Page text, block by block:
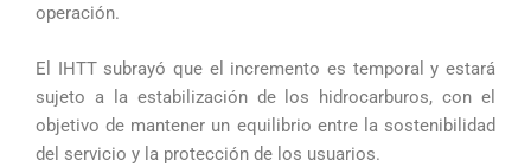
operación.
El IHTT subrayó que el incremento es temporal y estará
sujeto a la estabilización de los hidrocarburos, con el
objetivo de mantener un equilibrio entre la sostenibilidad
del servicio y la protección de los usuarios.